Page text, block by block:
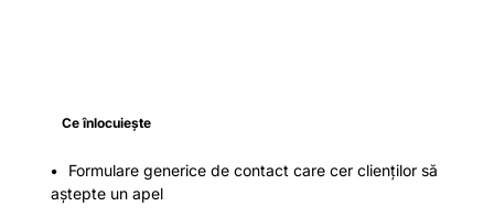
Ce înlocuiește
Formulare generice de contact care cer clienților să
aștepte un apel